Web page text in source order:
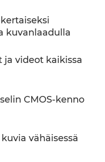
kuvanlaadulla
ja videot kaikissa
CMOS-kenno
vähäisessä